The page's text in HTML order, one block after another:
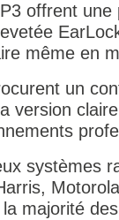
offrent
même en
un
version
systèmes
majorité